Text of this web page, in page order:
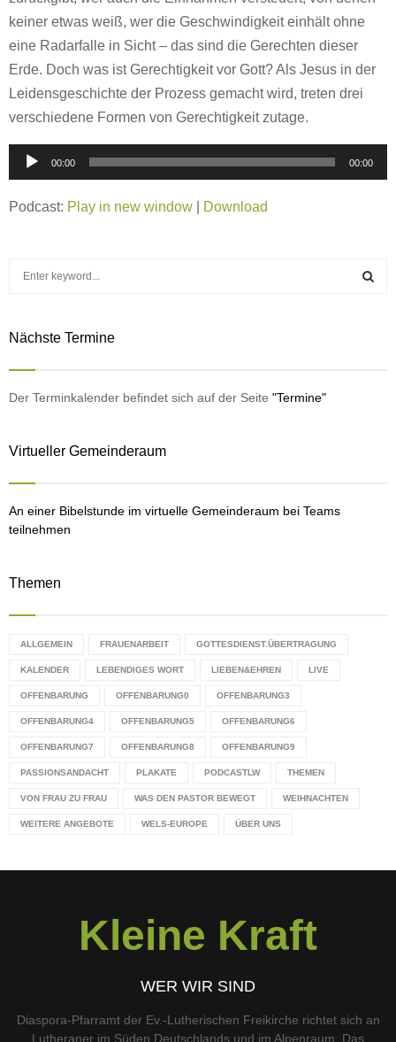
keiner etwas weiß, wer die Geschwindigkeit einhält ohne
eine Radarfalle in Sicht – das sind die Gerechten dieser
Erde. Doch was ist Gerechtigkeit vor Gott? Als Jesus in der
Leidensgeschichte der Prozess gemacht wird, treten drei
verschiedene Formen von Gerechtigkeit zutage.
u
d
a
y
e
00:00 00:00
Podcast: Play in new window Download
c
o
Nächste Termine
Der Terminkalender befindet sich auf der Seite "Termine"
Virtueller Gemeinderaum
An einer Bibelstunde im virtuelle Gemeinderaum bei Teams
teilnehmen
Themen
ALLGEMEIN FRAUENARBEIT GOTTESDIENST.ÜBERTRAGUNG
KALENDER LEBENDIGES WORT LIEBEN&EHREN LIVE
OFFENBARUNG OFFENBARUNG0 OFFENBARUNG3
OFFENBARUNG4 OFFENBARUNG5 OFFENBARUNG6
OFFENBARUNG7 OFFENBARUNG8 OFFENBARUNG9
PASSIONSANDACHT PLAKATE PODCASTLW THEMEN
VON FRAU ZU FRAU WAS DEN PASTOR BEWEGT WEIHNACHTEN
WEITERE ANGEBOTE WELS-EUROPE ÜBER UNS
Kleine Kraft
WER WIR SIND
Diaspora-Pfarramt der Ev.-Lutherischen Freikirche richtet sich an
Lutheraner im Süden Deutschlands und im Alpenraum. Das